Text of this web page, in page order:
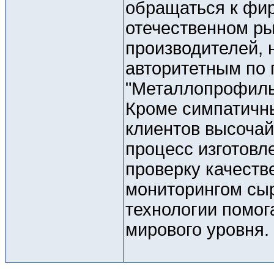
обращаться к
отечественном
авторитетным
Кроме
клиентов
процесс
проверку
мониторингом
технологии
мирового уровня.